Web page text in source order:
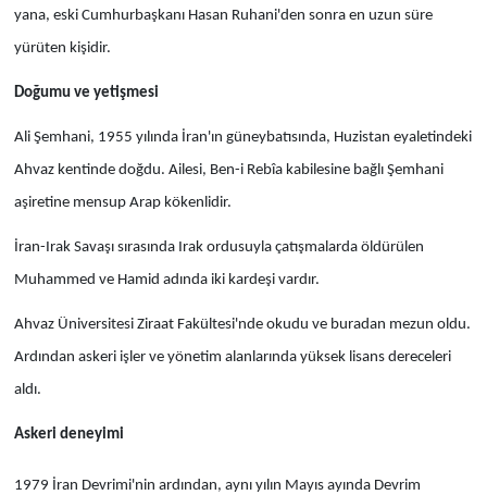
yana, eski Cumhurbaşkanı Hasan Ruhani'den sonra en uzun süre
yürüten kişidir.
Doğumu ve yetişmesi
Ali Şemhani, 1955 yılında İran'ın güneybatısında, Huzistan eyaletindeki
Ahvaz kentinde doğdu. Ailesi, Ben-i Rebîa kabilesine bağlı Şemhani
aşiretine mensup Arap kökenlidir.
İran-Irak Savaşı sırasında Irak ordusuyla çatışmalarda öldürülen
Muhammed ve Hamid adında iki kardeşi vardır.
Ahvaz Üniversitesi Ziraat Fakültesi'nde okudu ve buradan mezun oldu.
Ardından askeri işler ve yönetim alanlarında yüksek lisans dereceleri
aldı.
Askeri deneyimi
1979 İran Devrimi'nin ardından, aynı yılın Mayıs ayında Devrim